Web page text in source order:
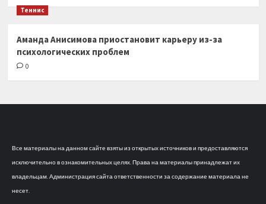
Теннис
Аманда Анисимова приостановит карьеру из-за
психологических проблем
0
Все материалы на данном сайте взяты из открытых источников и предоставляются
исключительно в ознакомительных целях. Права на материалы принадлежат их
владельцам. Администрация сайта ответственности за содержание материала не
несет.